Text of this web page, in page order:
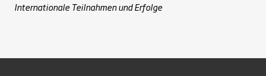
Internationale Teilnahmen und Erfolge